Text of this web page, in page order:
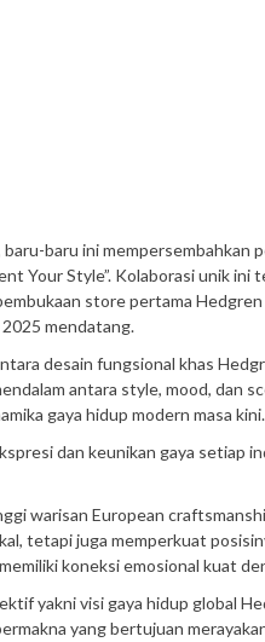
baru ini mempersembahkan
Your Style”. Kolaborasi unik
store pertama
mendatang.
desain fungsional khas
antara style, mood, dan
gaya hidup modern masa kini.
dan keunikan gaya setiap
warisan European
tetapi juga memperkuat
koneksi emosional kuat
yakni visi gaya hidup global
yang bertujuan